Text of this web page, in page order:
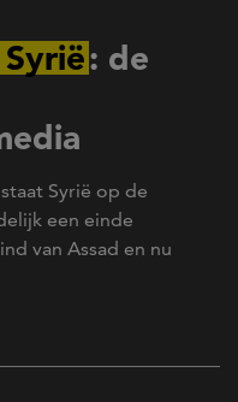
: de
Syrië op de
een einde
van Assad en nu